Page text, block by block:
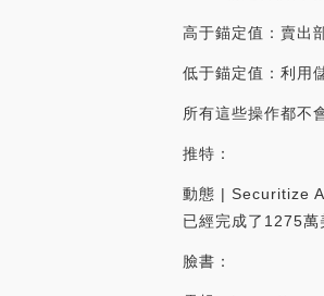
高于錨定值：賣出
低于錨定值：利用
所有這些操作都不
推特：
動態 | Securitize
已經完成了1275
臉書：